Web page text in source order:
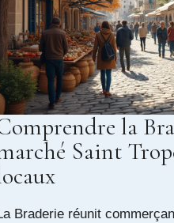
la
Saint
Braderie réunit